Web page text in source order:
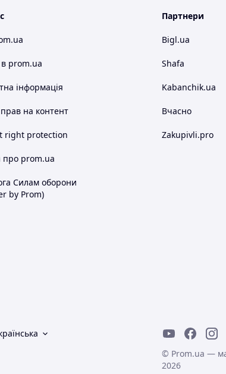
в prom.ua
інформація
на контент
right protection
про prom.ua
Силам оборони
by Prom)
Партнери
Bigl.ua
Shafa
Kabanchik.ua
Вчасно
Zakupivli.pro
© Prom.ua —
2026